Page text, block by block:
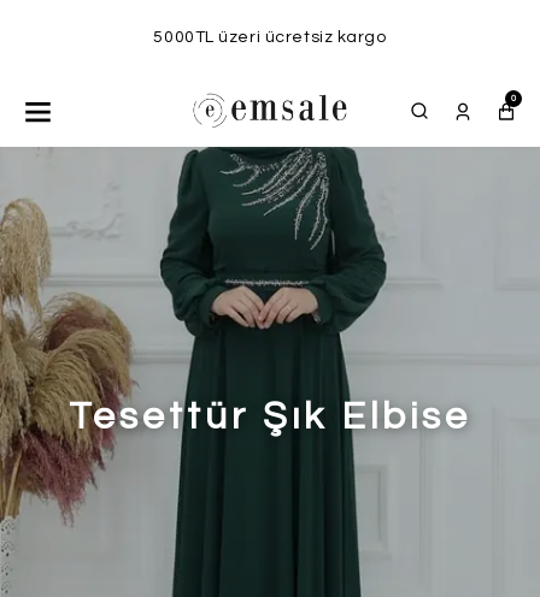
5000TL üzeri ücretsiz kargo
0
Tesettür Şık Elbise